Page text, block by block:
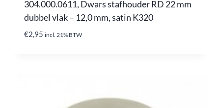
304.000.0611, Dwars stafhouder RD 22 mm
dubbel vlak – 12,0 mm, satin K320
€2,95 incl. 21% BTW